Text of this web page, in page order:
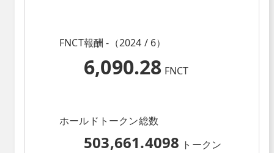
FNCT報酬 -（2024 / 6）
6,090.28 FNCT
ホールドトークン総数
503,661.4098 トークン